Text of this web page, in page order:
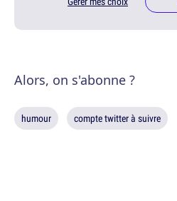
Alors, on s'abonne ?
humour compte twitter à suivre